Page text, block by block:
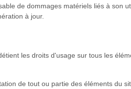
de dommages matériels liés à son
à jour.
les droits d'usage sur tous les
de tout ou partie des éléments du